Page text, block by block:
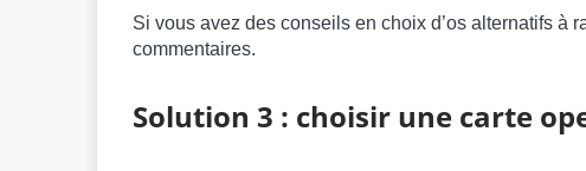
Si vous avez des conseils en choix d’os alternatifs à
commentaires.
Solution 3 : choisir une carte